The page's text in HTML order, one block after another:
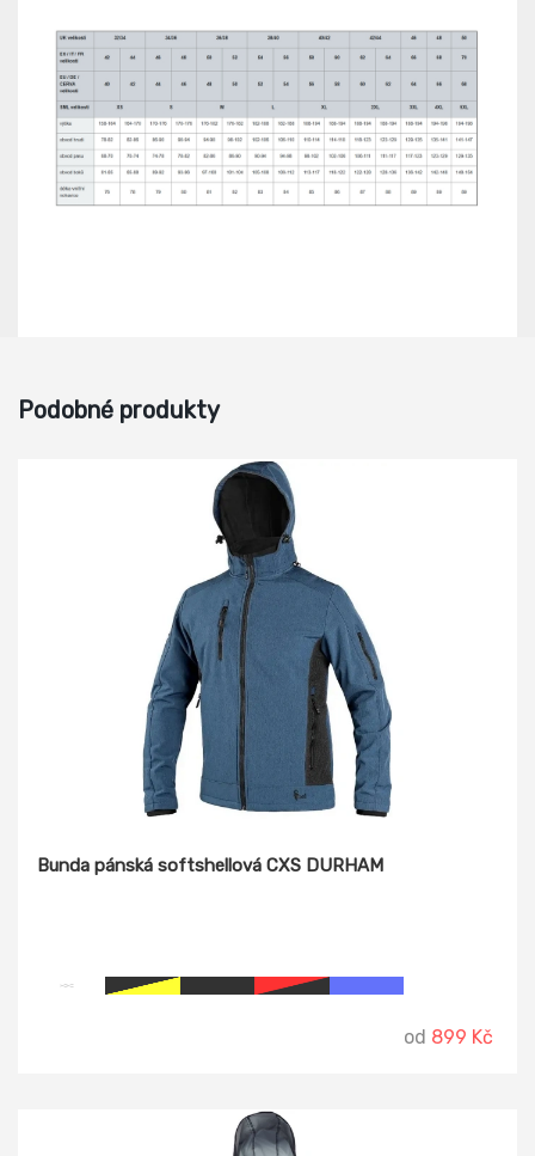
Podobné produkty
Bunda pánská softshellová CXS DURHAM
od 899 Kč